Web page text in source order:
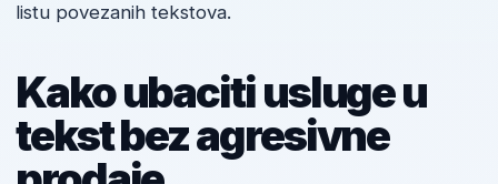
listu povezanih tekstova.
Kako ubaciti usluge u
tekst bez agresivne